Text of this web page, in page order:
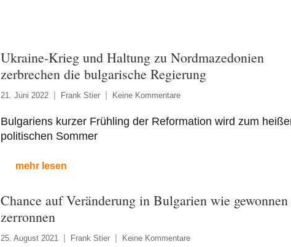
Ukraine-Krieg und Haltung zu Nordmazedonien
zerbrechen die bulgarische Regierung
21. Juni 2022 Frank Stier Keine Kommentare
Bulgariens kurzer Frühling der Reformation wird zum
politischen Sommer
mehr lesen
Chance auf Veränderung in Bulgarien wie gewonnen
zerronnen
25. August 2021 Frank Stier Keine Kommentare